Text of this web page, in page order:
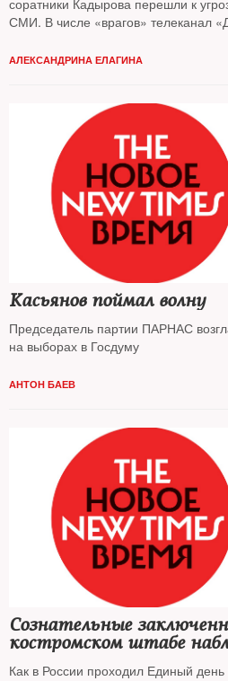
соратники Кадырова перешли к
СМИ. В числе «врагов» телеканал
Яшин, Виктор Шендерович, ПАРНАС
АЛЕКСАНДРИНА ЕЛАГИНА
Касьянов поймал волну
Председатель партии ПАРНАС
на выборах в Госдуму
АНТОН БАЕВ
Сознательные
костромском штабе
Как в России проходил Единый день